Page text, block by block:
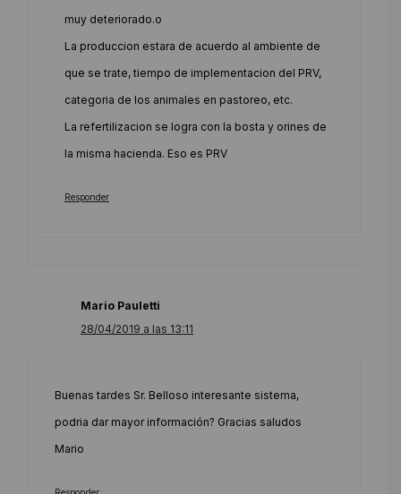
muy deteriorado.o
La produccion estara de acuerdo al ambiente de
que se trate, tiempo de implementacion del PRV,
categoria de los animales en pastoreo, etc.
La refertilizacion se logra con la bosta y orines de
la misma hacienda. Eso es PRV
Responder
Mario Pauletti
28/04/2019 a las 13:11
Buenas tardes Sr. Belloso interesante sistema,
podria dar mayor información? Gracias saludos
Mario
Responder